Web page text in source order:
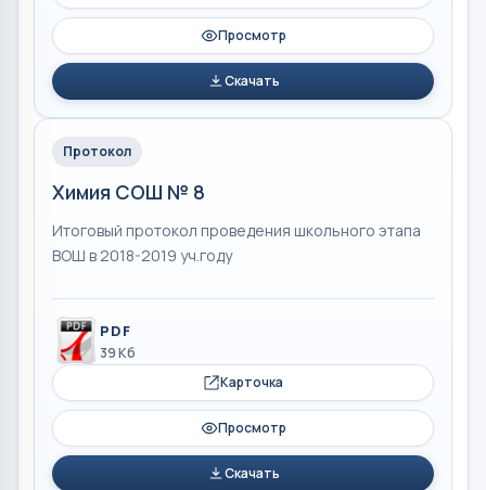
Просмотр
Скачать
Протокол
Химия СОШ № 8
Итоговый протокол проведения школьного этапа
ВОШ в 2018-2019 уч.году
PDF
39 Кб
Карточка
Просмотр
Скачать